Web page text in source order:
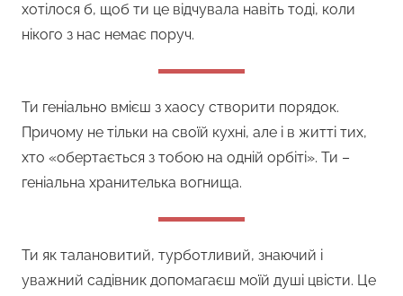
хотілося б, щоб ти це відчувала навіть тоді, коли
нікого з нас немає поруч.
Ти геніально вмієш з хаосу створити порядок.
Причому не тільки на своїй кухні, але і в житті тих,
хто «обертається з тобою на одній орбіті». Ти –
геніальна хранителька вогнища.
Ти як талановитий, турботливий, знаючий і
уважний садівник допомагаєш моїй душі цвісти. Це